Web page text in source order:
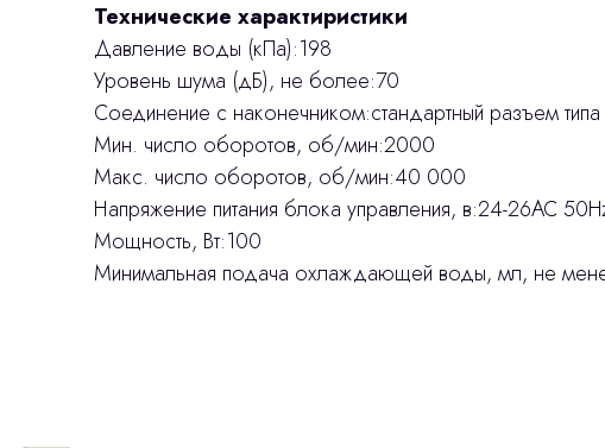
Технические характиристики
Дав­ле­ние во­ды (кПа):198
Уро­вень шу­ма (дБ), не бо­лее:70
Со­еди­нение с на­конеч­ни­ком:стандартный разъем типа
Мин. число оборотов, об/мин:2000
Макс. число оборотов, об/мин:40 000
Напряжение питания блока управления, в:24-26AC
Мощность, Вт:100
Минимальная подача охлаждающей воды, мл, не